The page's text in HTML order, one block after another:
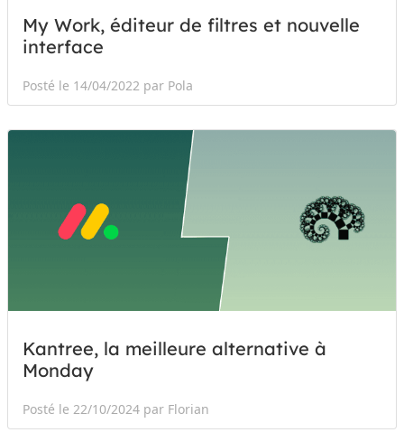
My Work, éditeur de filtres et nouvelle
interface
Posté le 14/04/2022 par Pola
Kantree, la meilleure alternative à
Monday
Posté le 22/10/2024 par Florian